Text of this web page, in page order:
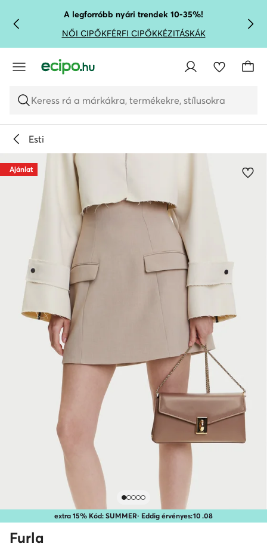
UGRÁS A FŐ TARTALOMRA
UGRÁS A KERESÉSHEZA legforróbb nyári trendek 10-35%!
NŐI CIPŐKFÉRFI CIPŐKKÉZITÁSKÁK
Keress rá a márkákra, termékekre, stílusokra
Esti
extra 15% Kód: SUMMER· Eddig érvényes:10 .08
Ajánlat
Furla